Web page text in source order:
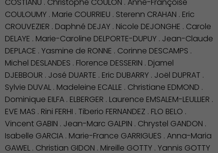
Culture
COULOUMY . Marie COURRIEU . Sterenn CRAHAN . Eric
CROUVEZIER . Daphné DEJAY . Nicole DEJONGHE . Carole
DELAYE . Marie-Caroline DELPORTE-DUPUY . Jean-Claude
DEPLACE . Yasmine de RONNE . Corinne DESCAMPS .
Michel DESLANDES . Florence DESSERIN . Djamel
DJEBBOUR . José DUARTE . Eric DUBARRY . Joël DUPRAT .
Sylvie DUVAL . Madeleine ECALLE . Christiane EDMOND .
Dominique EILFA . ELBERGER . Laurence EMSALEM-LEULLIER .
EVE MAS . Rini FERHI . Tiberio FERNANDEZ . FLO BELO .
Vincent GABIN . Jean-Marc GALPIN . Chrystel GANDON .
Isabelle GARCIA . Marie-France GARRIGUES . Anna-Maria
GAWEL . Christian GIDON . Mireille GOTTY . Yannis GOTTY